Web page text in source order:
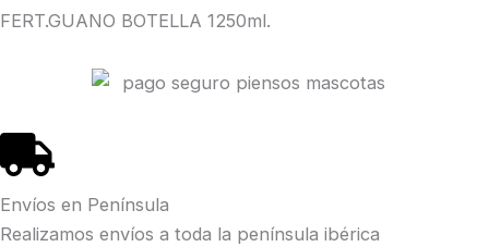
cantidad
FERT.GUANO BOTELLA 1250ml.
Envíos en Península
Realizamos envíos a toda la península ibérica